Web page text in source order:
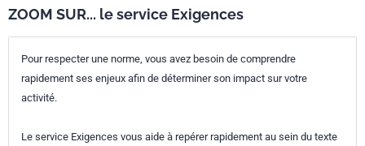
ZOOM SUR... le service Exigences
Pour respecter une norme, vous avez besoin de comprendre
rapidement ses enjeux afin de déterminer son impact sur votre
activité.
Le service Exigences vous aide à repérer rapidement au sein du texte